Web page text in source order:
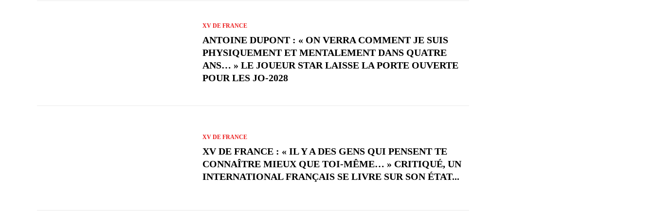
XV DE FRANCE
ANTOINE DUPONT : « ON VERRA COMMENT JE SUIS
PHYSIQUEMENT ET MENTALEMENT DANS QUATRE
ANS… » LE JOUEUR STAR LAISSE LA PORTE OUVERTE
POUR LES JO-2028
XV DE FRANCE
XV DE FRANCE : « IL Y A DES GENS QUI PENSENT TE
CONNAÎTRE MIEUX QUE TOI-MÊME… » CRITIQUÉ, UN
INTERNATIONAL FRANÇAIS SE LIVRE SUR SON ÉTAT...